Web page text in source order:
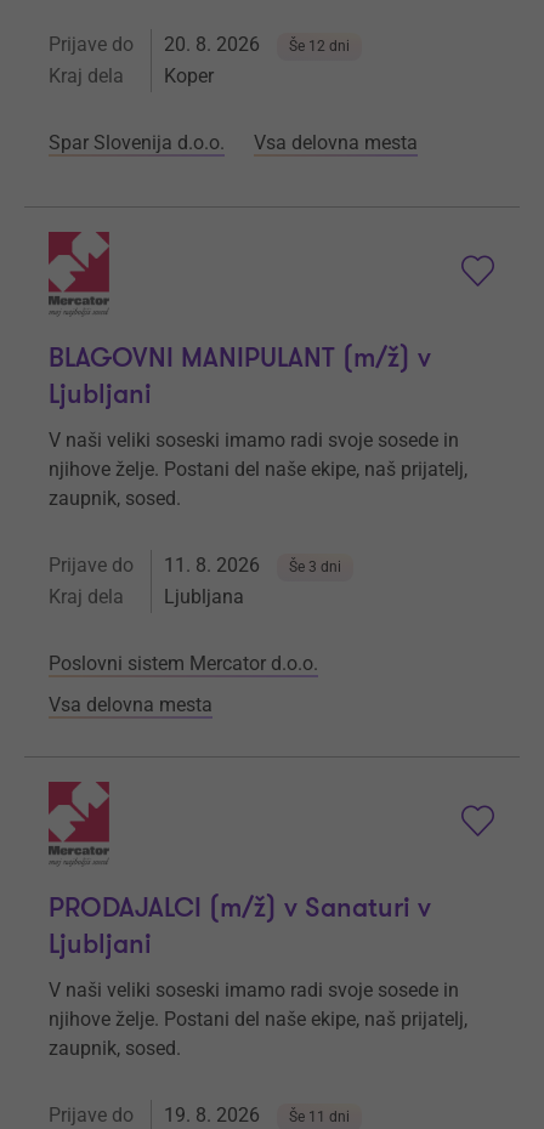
Prijave do 20. 8. 2026 Še 12 dni
Kraj dela Koper
Spar Slovenija d.o.o. Vsa delovna mesta
BLAGOVNI MANIPULANT (m/ž) v
Ljubljani
V naši veliki soseski imamo radi svoje sosede in
njihove želje. Postani del naše ekipe, naš prijatelj,
zaupnik, sosed.
Prijave do 11. 8. 2026 Še 3 dni
Kraj dela Ljubljana
Poslovni sistem Mercator d.o.o.
Vsa delovna mesta
PRODAJALCI (m/ž) v Sanaturi v
Ljubljani
V naši veliki soseski imamo radi svoje sosede in
njihove želje. Postani del naše ekipe, naš prijatelj,
zaupnik, sosed.
Prijave do 19. 8. 2026 Še 11 dni